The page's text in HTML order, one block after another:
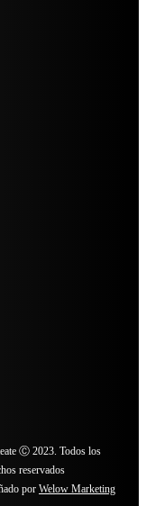
Ⓒ 2023. Todos los
reservados
por Welow Marketing